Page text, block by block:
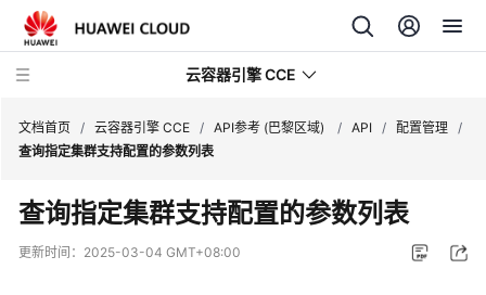
云容器引擎 CCE
最
文档首页 / 云容器引擎 CCE / API参考 (巴黎区域) / API / 配置管理 /
查询指定集群支持配置的参数列表
查询指定集群支持配置的参数列表
更新时间： 2025-03-04 GMT+08:00